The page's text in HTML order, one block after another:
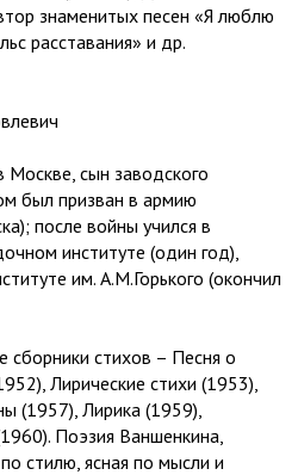
знаменитых песен «Я люблю
расставания» и др.
сын заводского
был призван в армию
после войны учился в
институте (один год),
им. А.М.Горького (окончил
сборники стихов – Песня о
Лирические стихи (1953),
(1957), Лирика (1959),
Поэзия Ваншенкина,
стилю, ясная по мысли и